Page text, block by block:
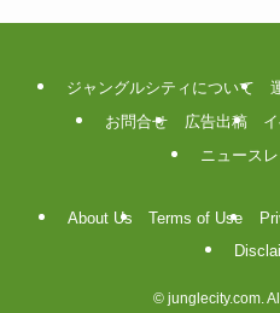
ジャングルシティについて
お問合せ
広告出稿
ニュース
About Us Terms of Use
©junglecity.com.